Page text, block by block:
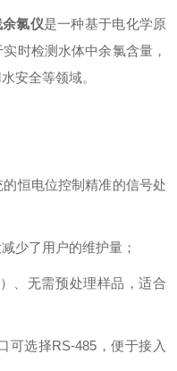
氯仪是一种基于电化学原
时检测水体中余氯含量，
安全等领域。
恒电位控制精准的信号处
少了用户的维护量；
、无需预处理样品，适合
可选择RS-485，便于接入